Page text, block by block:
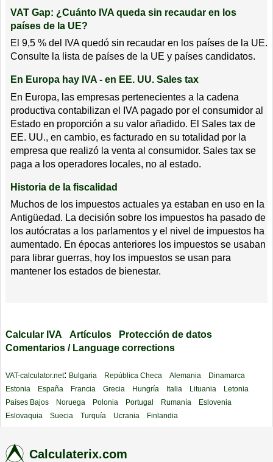
VAT Gap: ¿Cuánto IVA queda sin recaudar en los
países de la UE?
El 9,5 % del IVA quedó sin recaudar en los países de la UE.
Consulte la lista de países de la UE y países candidatos.
En Europa hay IVA - en EE. UU. Sales tax
En Europa, las empresas pertenecientes a la cadena
productiva contabilizan el IVA pagado por el consumidor al
Estado en proporción a su valor añadido. El Sales tax de
EE. UU., en cambio, es facturado en su totalidad por la
empresa que realizó la venta al consumidor. Sales tax se
paga a los operadores locales, no al estado.
Historia de la fiscalidad
Muchos de los impuestos actuales ya estaban en uso en la
Antigüedad. La decisión sobre los impuestos ha pasado de
los autócratas a los parlamentos y el nivel de impuestos ha
aumentado. En épocas anteriores los impuestos se usaban
para librar guerras, hoy los impuestos se usan para
mantener los estados de bienestar.
Calcular IVA Artículos
Protección de datos
Comentarios / Language corrections
VAT-calculator.net: Bulgaria República Checa Alemania
Dinamarca
Estonia
España Francia Grecia Hungría Italia Lituania
Letonia
Países Bajos
Noruega Polonia Portugal Rumanía
Eslovenia
Eslovaquia
Suecia Turquía Ucrania Finlandia
Calculaterix.com